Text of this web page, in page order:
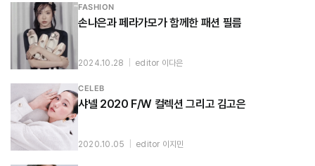
FASHION
손나은과 페라가모가 함께한 패션 필름
2024.10.28 editor 이다은
CELEB
샤넬 2020 F/W 컬렉션 그리고 김고은
2020.10.05 editor 이지민